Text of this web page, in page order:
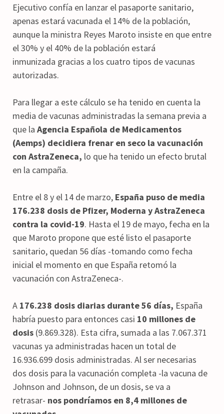
Ejecutivo confía en lanzar el pasaporte sanitario,
apenas estará vacunada el 14% de la población,
aunque la ministra Reyes Maroto insiste en que entre
el 30% y el 40% de la población estará
inmunizada gracias a los cuatro tipos de vacunas
autorizadas.
Para llegar a este cálculo se ha tenido en cuenta la
media de vacunas administradas la semana previa a
que la Agencia Española de Medicamentos
(Aemps) decidiera frenar en seco la vacunación
con AstraZeneca, lo que ha tenido un efecto brutal
en la campaña.
Entre el 8 y el 14 de marzo, España puso de media
176.238 dosis de Pfizer, Moderna y AstraZeneca
contra la covid-19. Hasta el 19 de mayo, fecha en la
que Maroto propone que esté listo el pasaporte
sanitario, quedan 56 días -tomando como fecha
inicial el momento en que España retomó la
vacunación con AstraZeneca-.
A 176.238 dosis diarias durante 56 días, España
habría puesto para entonces casi 10 millones de
dosis (9.869.328). Esta cifra, sumada a las 7.067.371
vacunas ya administradas hacen un total de
16.936.699 dosis administradas. Al ser necesarias
dos dosis para la vacunación completa -la vacuna de
Johnson and Johnson, de un dosis, se va a
retrasar- nos pondríamos en 8,4 millones de